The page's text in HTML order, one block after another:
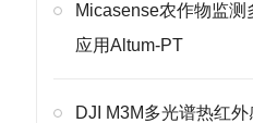
Micasense农作物监测
应用Altum-PT
DJI M3M多光谱热红